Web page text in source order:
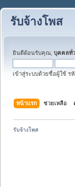
รับจ้างโพส
ยินดีต้อนรับคุณ, บุคคลทั่
เข้าสู่ระบบด้วยชื่อผู้ใช้ ร
หน้าแรก ช่วยเหลือ
รับจ้างโพส